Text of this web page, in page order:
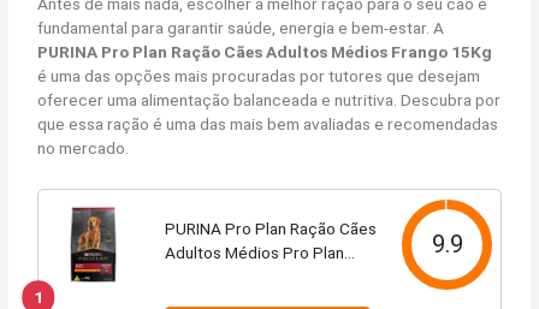
fundamental para garantir saúde, energia e bem-estar. A
PURINA Pro Plan Ração Cães Adultos Médios Frango 15Kg
é uma das opções mais procuradas por tutores que desejam
oferecer uma alimentação balanceada e nutritiva. Descubra por
que essa ração é uma das mais bem avaliadas e recomendadas
no mercado.
1
PURINA Pro Plan Ração Cães
Adultos Médios Pro Plan
9.9